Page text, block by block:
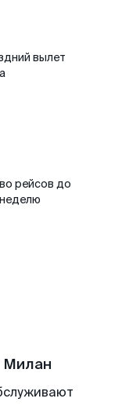
вылет
рейсов до
Милан